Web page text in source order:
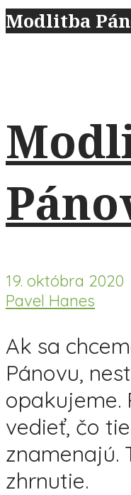
Modlitba
19. októbra 2020
Pavel Hanes
Ak sa
Pánovu,
opakujeme.
vedieť, čo
znamenajú.
zhrnutie.